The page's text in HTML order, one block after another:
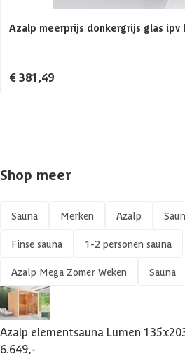
Constructietype
Azalp meerprijs donkergrijs glas
€ 381,49
Shop meer
Sauna Merken Azalp
Finse sauna 1-2 personen sauna
Azalp Mega Zomer Weken Sauna
Azalp elementsauna Lumen
6.649,-